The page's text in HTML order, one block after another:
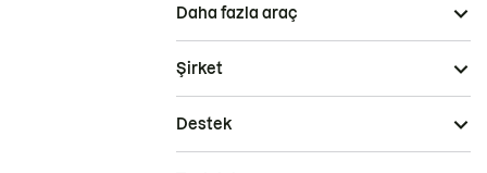
Daha fazla araç
Şirket
Destek